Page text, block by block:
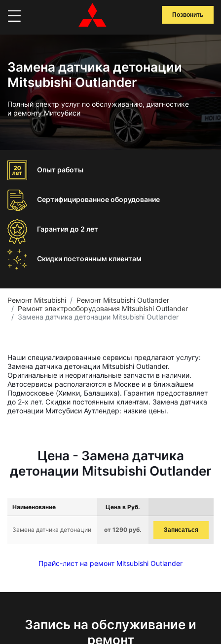
Позвонить
Замена датчика детонации
Mitsubishi Outlander
Полный спектр услуг по обслуживанию, диагностике
и ремонту Митсубиси
Опыт работы
Сертифицированноеоборудование
Гарантиядо 2 лет
Скидки постоянным клиентам
Ремонт Mitsubishi
Ремонт Mitsubishi Outlander
Ремонт электрооборудования Mitsubishi Outlander
Замена датчика детонации Mitsubishi Outlander
Наши специализированные сервисы предлагают услугу:
Замена датчика детонации Mitsubishi Outlander.
Оригинальные и неоригинальные запчасти в наличии.
Автосервисы располагаются в Москве и в ближайшем
Подмосковье (Химки, Балашиха). Гарантия предоставляет
до 2-х лет. Скидки постоянным клиентам. Замена датчика
детонации Митсубиси Аутлендер: низкие цены.
Цена - Замена датчика
детонации Mitsubishi Outlander
Наименование Цена в Руб.
Замена датчика детонации от 1290 руб. Записаться
Прайс-лист на ремонт Mitsubishi Outlander
Запись на обслуживание и
ремонт